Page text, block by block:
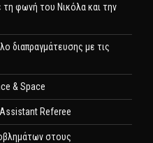
φωνή του Νικόλα και την
διαπραγμάτευσης με τις
& Space
Referee
στους